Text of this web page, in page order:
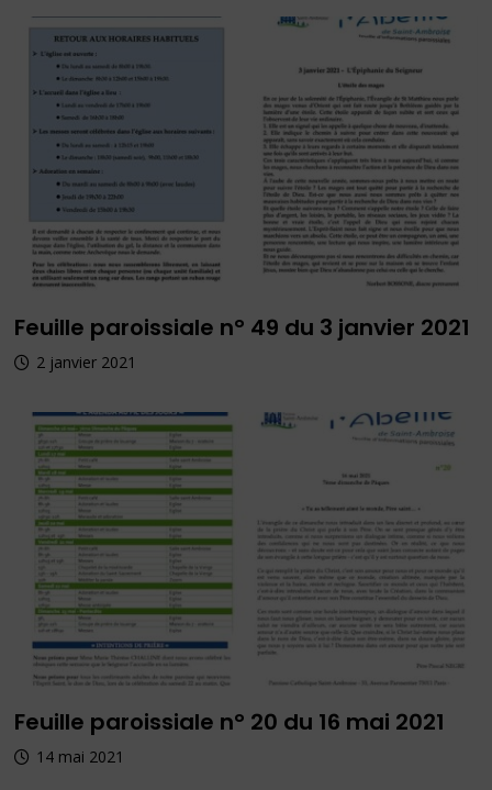
Feuille paroissiale n° 49 du 3 janvier 2021
2 janvier 2021
Feuille paroissiale n° 20 du 16 mai 2021
14 mai 2021